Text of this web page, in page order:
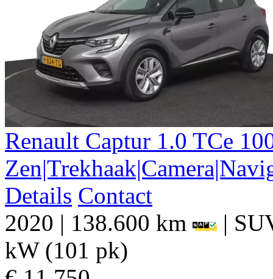
Renault Captur 1.0 TCe
Details Contact
2020 | 138.600 km |
kW (101 pk)